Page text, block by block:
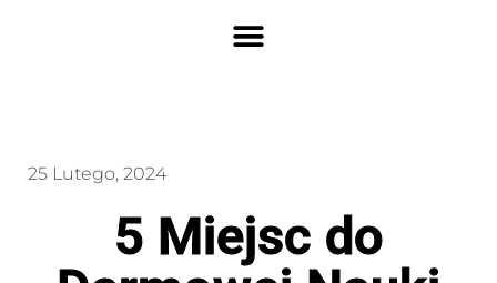
25 Lutego, 2024
5 Miejsc do